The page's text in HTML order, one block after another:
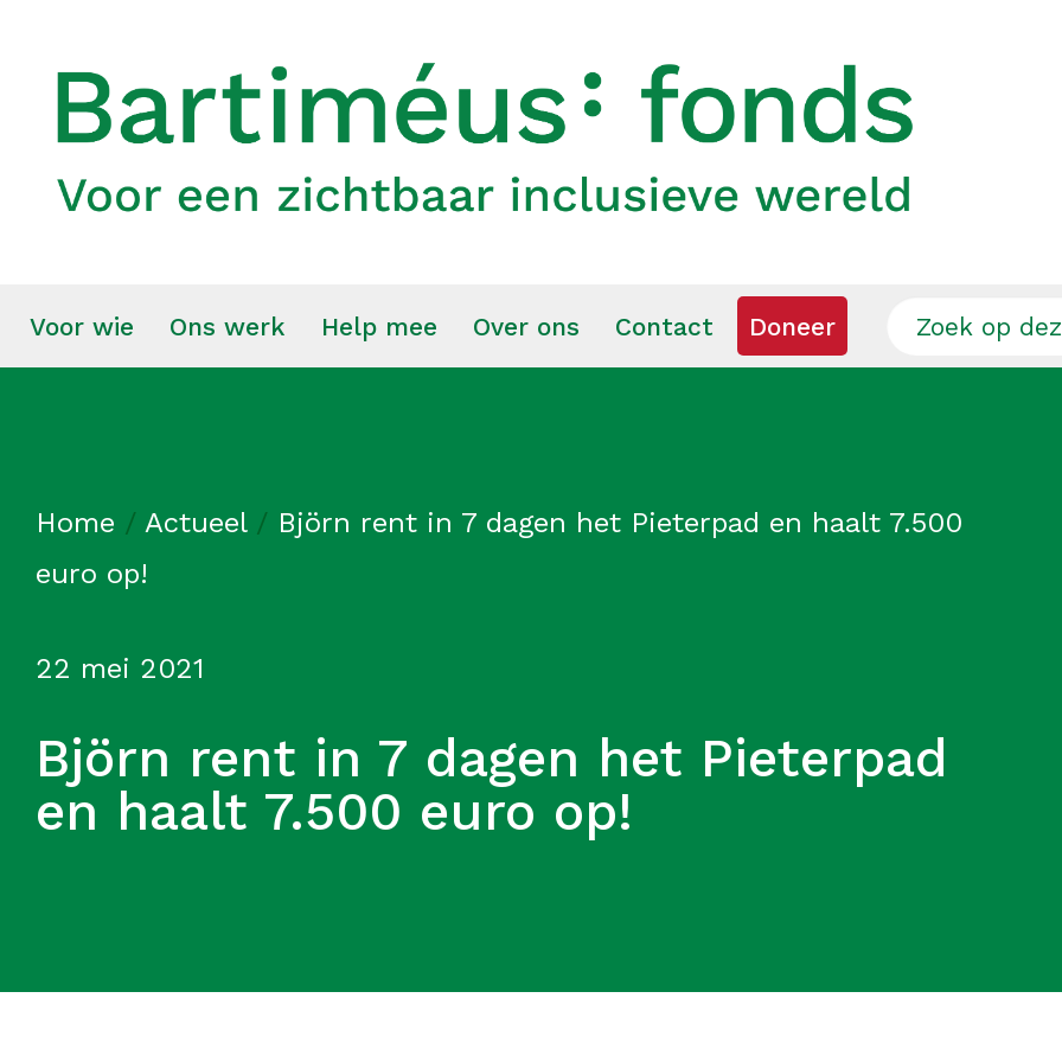
Voor wie Ons werk Help mee Over ons Contact Doneer
Home / Actueel/ Björn rent in 7 dagen het Pieterpad en haalt 7.500
euro op!
Björn rent in 7 dagen het Pieterpad
en haalt 7.500 euro op!
22 mei 2021